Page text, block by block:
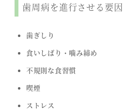
歯周病を進行させる要因
歯ぎしり
食いしばり・噛み締め
不規則な食習慣
喫煙
ストレス